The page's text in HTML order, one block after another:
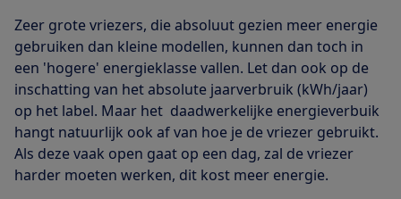
Zeer grote vriezers, die absoluut gezien meer energie
gebruiken dan kleine modellen, kunnen dan toch in
een 'hogere' energieklasse vallen. Let dan ook op de
inschatting van het absolute jaarverbruik (kWh/jaar)
op het label. Maar het daadwerkelijke energieverbuik
hangt natuurlijk ook af van hoe je de vriezer gebruikt.
Als deze vaak open gaat op een dag, zal de vriezer
harder moeten werken, dit kost meer energie.